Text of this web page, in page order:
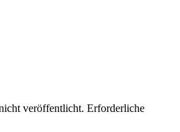
veröffentlicht. Erforderliche